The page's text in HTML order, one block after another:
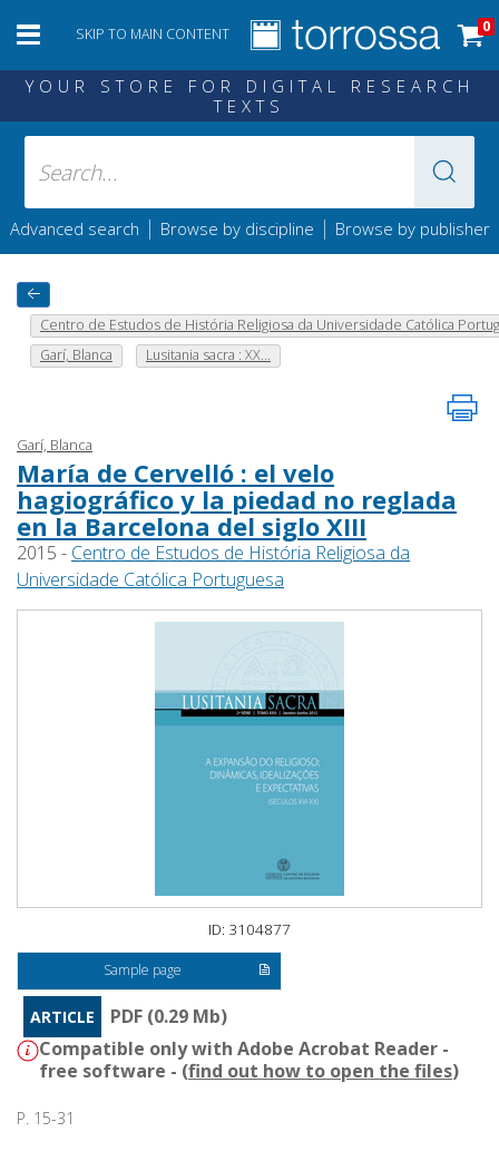
SKIP TO MAIN CONTENT 0
YOUR STORE FOR DIGITAL RESEARCH
TEXTS
Advanced search | Browse by discipline | Browse by publisher
Centro de Estudos de História Religiosa da Universidade Católica
Garí, Blanca
Lusitania sacra : XX...
Garí, Blanca
María de Cervelló : el velo
hagiográfico y la piedad no reglada
en la Barcelona del siglo XIII
2015 - Centro de Estudos de História Religiosa da
Universidade Católica Portuguesa
ID: 3104877
Sample page
ARTICLE
PDF (0.29 Mb)
Compatible only with Adobe Acrobat Reader -
free software - (find out how to open the files)
P. 15-31